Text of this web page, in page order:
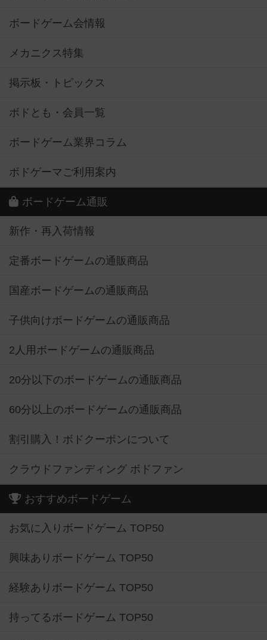
ボードゲーム会情報
メカニクス特集
掲示板・トピックス
ボドとも・会員一覧
ボードゲーム業界コラム
ボドゲーマご利用案内
ボードゲーム通販
新作・再入荷情報
定番ボードゲームの通販商品
国産ボードゲームの通販商品
子供向けボードゲームの通販商品
2人用ボードゲームの通販商品
20分以下のボードゲームの通販商品
60分以上のボードゲームの通販商品
割引購入！ボドクーポンについて
クラウドファンディング ボドファン
おすすめボードゲーム
お気に入りボードゲーム TOP50
興味ありボードゲーム TOP50
経験ありボードゲーム TOP50
持ってるボードゲーム TOP50